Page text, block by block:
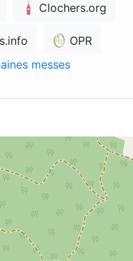
Clochers.org
OPR
messes